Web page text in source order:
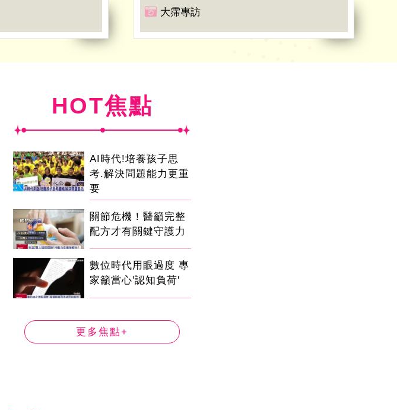
大霈專訪
HOT焦點
AI時代!培養孩子思
考.解決問題能力更重
要
關節危機！醫籲完整
配方才有關鍵守護力
數位時代用眼過度 專
家籲當心'認知負荷'
更多焦點+